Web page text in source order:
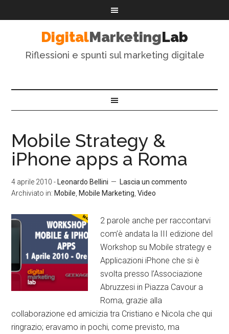
DigitalMarketingLab
Riflessioni e spunti sul marketing digitale
Mobile Strategy &
iPhone apps a Roma
4 aprile 2010 - Leonardo Bellini
Lascia un commento
Archiviato in: Mobile Mobile Marketing ,Video
2 parole anche per raccontarvi
com’è andata la III edizione del
Workshop su Mobile strategy e
Applicazioni iPhone che si è
svolta presso l’Associazione
Abruzzesi in Piazza Cavour a
Roma, grazie alla
collaborazione ed amicizia tra Cristiano e Nicola che qui
ringrazio; eravamo in pochi, come previsto, ma